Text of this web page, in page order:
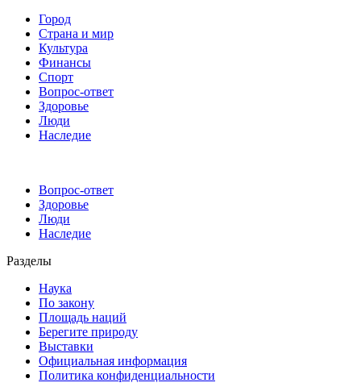
Город
Страна и мир
Культура
Финансы
Спорт
Вопрос-ответ
Здоровье
Люди
Наследие
Вопрос-ответ
Здоровье
Люди
Наследие
Разделы
Наука
По закону
Площадь наций
Берегите природу
Выставки
Официальная информация
Политика конфиденциальности